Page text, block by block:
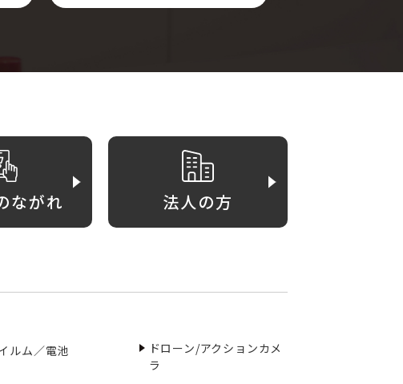
ながれ 法人の方
ルム／電池
ドローン/アクションカメ
ラ